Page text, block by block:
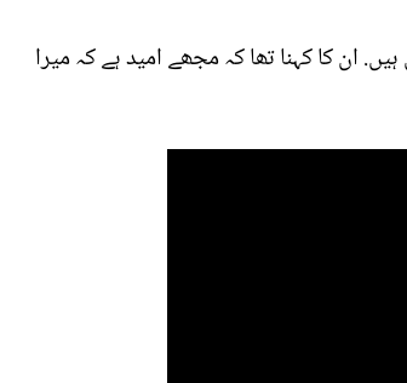
ان کا کہنا تھا کہ مجھے امید ہے کہ میرا